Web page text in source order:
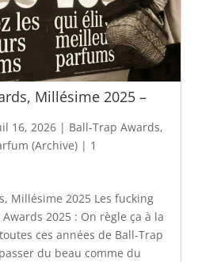
Millésime 2025 –
16, 2026| Ball-Trap Awards,
(Archive)| 1
Millésime 2025 Les fucking
2025 : On règle ça à la
ces années de Ball-Trap
du beau comme du